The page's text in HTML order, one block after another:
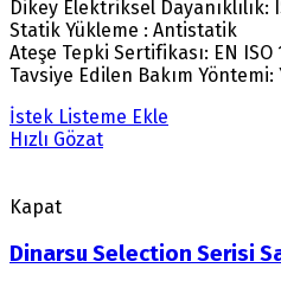
Dikey Elektriksel Dayanıklılık:
Statik Yükleme : Antistatik
Ateşe Tepki Sertifikası: EN ISO
Tavsiye Edilen Bakım Yöntemi:
İstek Listeme Ekle
Hızlı Gözat
Kapat
Dinarsu Selection Serisi